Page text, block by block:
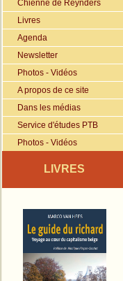
Chienne de Reynders
Livres
Agenda
Newsletter
Photos - Vidéos
A propos de ce site
Dans les médias
Service d'études PTB
Photos - Vidéos
LIVRES